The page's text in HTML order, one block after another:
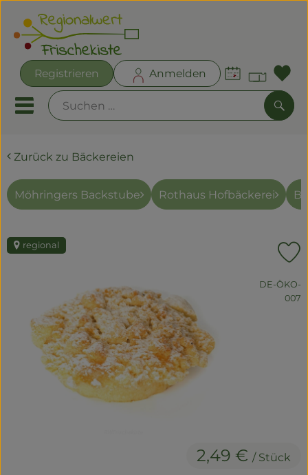
Registrieren Anmelden
Mobiles Menu öffnen
Angebote
Frischekisten
Kühltheke
Naturwaren
Getränke
Non-Food
Zurück zu Bäckereien
Möhringers Backstube Rothaus Hofbäckerei
2,49 € / Stück
regional
,DE-ÖKO-
007